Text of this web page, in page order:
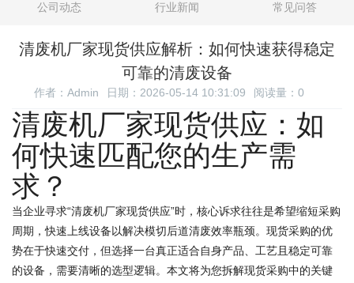
公司动态 行业新闻 常见问答
清废机厂家现货供应解析：如何快速获得稳定
可靠的清废设备
作者：Admin 日期：2026-05-14 10:31:09 阅读量： 0
清废机厂家现货供应：如
何快速匹配您的生产需
求？
当企业寻求“清废机厂家现货供应”时，核心诉求往往是希望缩短采购
周期，快速上线设备以解决模切后道清废效率瓶颈。现货采购的优
势在于快速交付，但选择一台真正适合自身产品、工艺且稳定可靠
的设备，需要清晰的选型逻辑。本文将为您拆解现货采购中的关键